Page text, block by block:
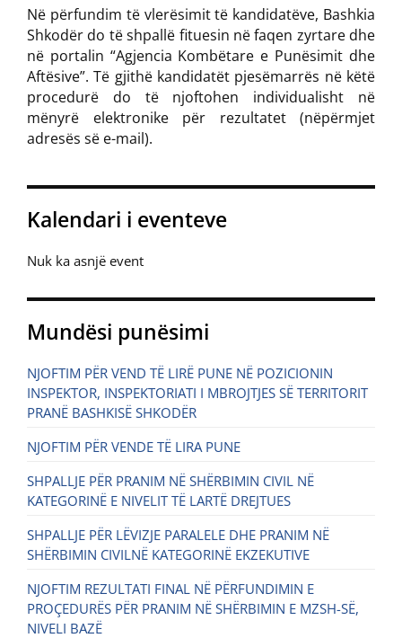
Në përfundim të vlerësimit të kandidatëve, Bashkia
Shkodër do të shpallë fituesin në faqen zyrtare dhe
në portalin “Agjencia Kombëtare e Punësimit dhe
Aftësive”. Të gjithë kandidatët pjesëmarrës në këtë
procedurë do të njoftohen individualisht në
mënyrë elektronike për rezultatet (nëpërmjet
adresës së e-mail).
Kalendari i eventeve
Nuk ka asnjë event
Mundësi punësimi
NJOFTIM PËR VEND TË LIRË PUNE NË POZICIONIN
INSPEKTOR, INSPEKTORIATI I MBROJTJES SË TERRITORIT
PRANË BASHKISË SHKODËR
NJOFTIM PËR VENDE TË LIRA PUNE
SHPALLJE PËR PRANIM NË SHËRBIMIN CIVIL NË
KATEGORINË E NIVELIT TË LARTË DREJTUES
SHPALLJE PËR LËVIZJE PARALELE DHE PRANIM NË
SHËRBIMIN CIVILNË KATEGORINË EKZEKUTIVE
NJOFTIM REZULTATI FINAL NË PËRFUNDIMIN E
PROÇEDURËS PËR PRANIM NË SHËRBIMIN E MZSH-SË,
NIVELI BAZË